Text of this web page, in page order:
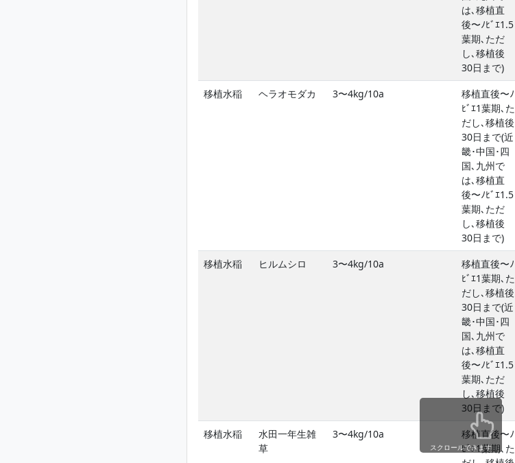
は､移植直
後〜ﾉﾋﾞｴ1.5
葉期､ただ
し､移植後
30日まで)
移植水稲 ヘラオモダカ 3〜4kg/10a
移植直後〜ﾉ
ﾋﾞｴ1葉期､た
だし､移植後
30日まで(近
畿･中国･四
国､九州で
は､移植直
後〜ﾉﾋﾞｴ1.5
葉期､ただ
し､移植後
30日まで)
移植水稲 ヒルムシロ 3〜4kg/10a
移植直後〜ﾉ
ﾋﾞｴ1葉期､た
だし､移植後
30日まで(近
畿･中国･四
国､九州で
は､移植直
後〜ﾉﾋﾞｴ1.5
葉期､ただ
し､移植後
30日まで)
移植水稲
水田一年生雑
草
3〜4kg/10a
移植直後〜ﾉ
ﾋﾞｴ1葉期､た
スクロールできます